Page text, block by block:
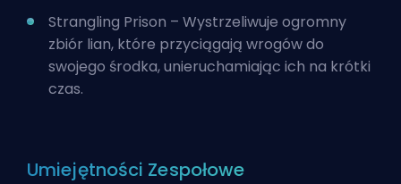
Strangling Prison – Wystrzeliwuje ogromny
zbiór lian, które przyciągają wrogów do
swojego środka, unieruchamiając ich na krótki
czas.
Umiejętności Zespołowe